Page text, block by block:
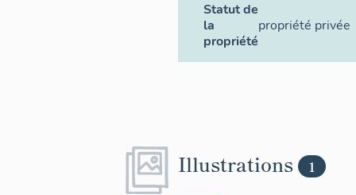
Statut de
la
propriété
propriété privée
Illustrations 1